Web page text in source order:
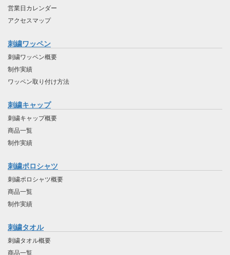
営業日カレンダー
アクセスマップ
刺繍ワッペン
刺繍ワッペン概要
制作実績
ワッペン取り付け方法
刺繍キャップ
刺繍キャップ概要
商品一覧
制作実績
刺繍ポロシャツ
刺繍ポロシャツ概要
商品一覧
制作実績
刺繍タオル
刺繍タオル概要
商品一覧